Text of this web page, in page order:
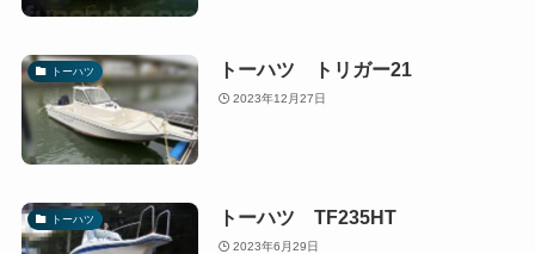
トーハツ トーハツ トリガー21
2023年12月27日
トーハツ トーハツ TF235HT
2023年6月29日